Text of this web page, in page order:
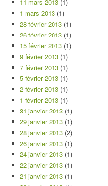
11 mars 2013 (1)
1 mars 2013 (1)
28 février 2013 (1)
26 février 2013 (1)
15 février 2013 (1)
9 février 2013 (1)
7 février 2013 (1)
5 février 2013 (1)
2 février 2013 (1)
1 février 2013 (1)
31 janvier 2013 (1)
29 janvier 2013 (1)
28 janvier 2013 (2)
26 janvier 2013 (1)
24 janvier 2013 (1)
22 janvier 2013 (1)
21 janvier 2013 (1)